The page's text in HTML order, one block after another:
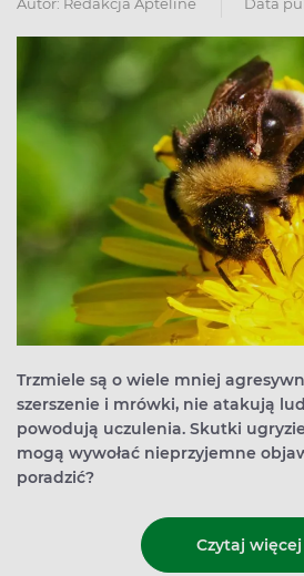
Autor: Redakcja Apteline Data
Trzmiele są o wiele mniej
szerszenie i mrówki, nie atakują
powodują uczulenia. Skutki
mogą wywołać nieprzyjemne
poradzić?
Czytaj więcej